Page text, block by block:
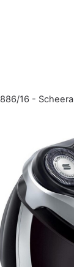
16 -